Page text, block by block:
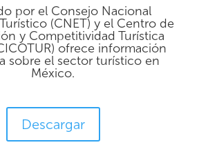
por el Consejo Nacional
(CNET) y el Centro de
y Competitividad Turística
ofrece información
sobre el sector turístico en
México.
Descargar